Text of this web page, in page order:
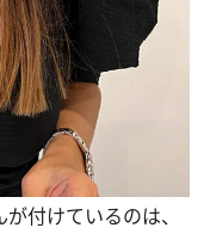
付けているのは、